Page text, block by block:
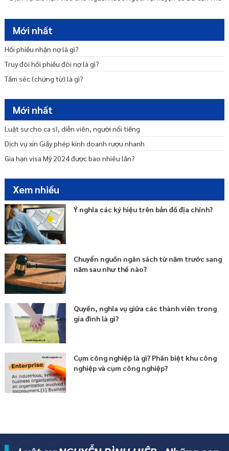
Cần Thơ
Dịch Vụ Gia Hạn Visa Cho Người Nước Ngoài Tại quận Thốt Nốt Cần
Thơ
Phí gia hạn visa mỹ hết bao nhiêu tiền? Mất bao lâu?
Dịch Vụ Gia Hạn Visa Cho Người Nước Ngoài Tại quận Cái Răng Cần
Cách gia hạn visa Mỹ online mới nhất hiện nay?
Mới nhất
Hối phiếu nhận nợ là gì?
Truy đòi hối phiếu đòi nợ là gì?
Tấm séc (chứng từ) là gì?
Mới nhất
Luật sư cho ca sĩ, diễn viên, người nổi tiếng
Dịch vụ xin Giấy phép kinh doanh rượu nhanh
Gia hạn visa Mỹ 2024 được bao nhiêu lần?
Xem nhiều
Ý nghĩa các ký hiệu trên bản đồ địa chính?
Chuyển nguồn ngân sách từ năm trước sang
năm sau như thế nào?
Quyền, nghĩa vụ giữa các thành viên trong
gia đình là gì?
Cụm công nghiệp là gì? Phân biệt khu công
nghiệp và cụm công nghiệp?